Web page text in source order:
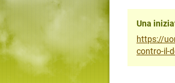
Una
https://
contro-il-